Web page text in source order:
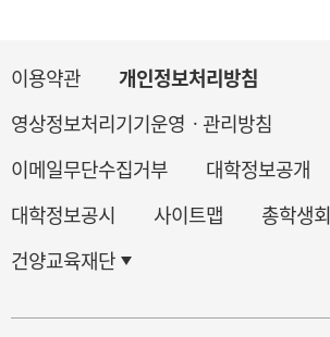
이용약관
개인정보처리방침
영상정보처리기기운영ㆍ관리방침
이메일무단수집거부
대학정보공개
대학정보공시
사이트맵
총학생회
건양교육재단